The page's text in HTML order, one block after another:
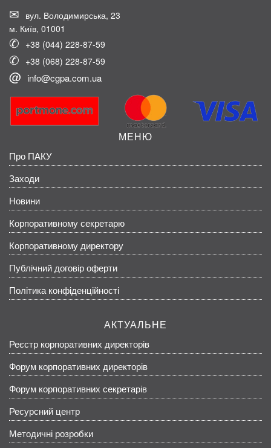
вул. Володимирська, 23
м. Київ, 01001
+38 (044) 228-87-59
+38 (068) 228-87-59
info@cgpa.com.ua
МЕНЮ
Про ПАКУ
Заходи
Новини
Корпоративному секретарю
Корпоративному директору
Публічний договір оферти
Політика конфіденційності
АКТУАЛЬНЕ
Реєстр корпоративних директорів
Форум корпоративних директорів
Форум корпоративних секретарів
Ресурсний центр
Методичні розробки